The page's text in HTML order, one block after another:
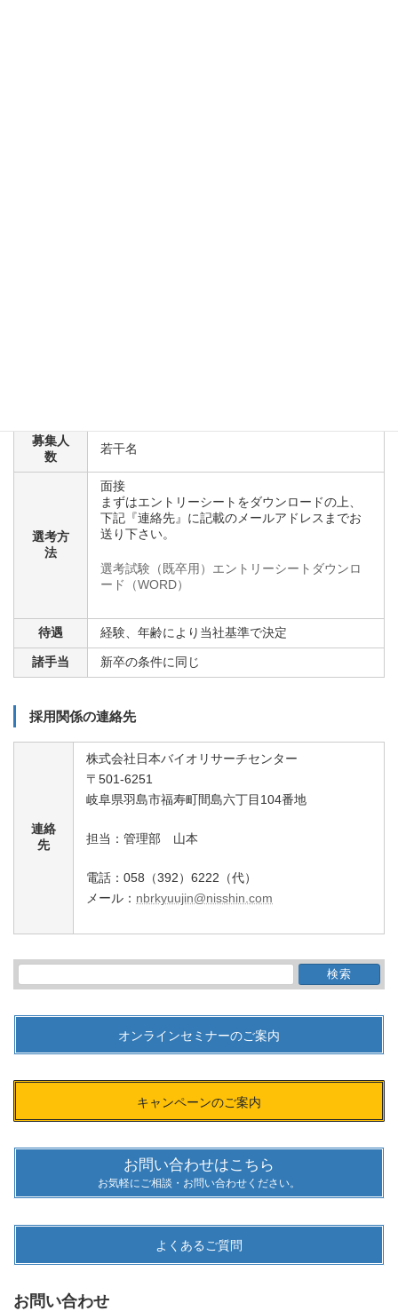
募集人
数
若干名
選考方
法
面接
まずはエントリーシートをダウンロードの上、
下記『連絡先』に記載のメールアドレスまでお
送り下さい。
選考試験（既卒用）エントリーシートダウンロ
ード（WORD）
待遇 経験、年齢により当社基準で決定
諸手当 新卒の条件に同じ
採用関係の連絡先
連絡
先
株式会社日本バイオリサーチセンター
〒501-6251
岐阜県羽島市福寿町間島六丁目104番地
担当：管理部 山本
電話：058（392）6222（代）
メール： nbrkyuujin@nisshin.com
検
索:
オンラインセミナーのご案内
キャンペーンのご案内
お問い合わせはこちら
お気軽にご相談・お問い合わせください。
よくあるご質問
お問い合わせ